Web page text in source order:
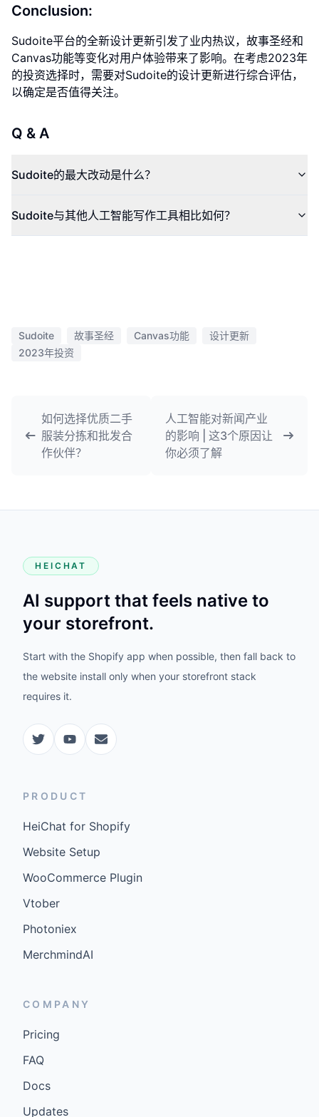
Conclusion:
Sudoite平台的全新设计更新引发了业内热议，故事圣经和
Canvas功能等变化对用户体验带来了影响。在考虑2023年
的投资选择时，需要对Sudoite的设计更新进行综合评估，
以确定是否值得关注。
Q & A
Sudoite的最大改动是什么？
Sudoite与其他人工智能写作工具相比如何？
Sudoite 故事圣经 Canvas功能
设计更新
2023年投资
如何选择优质二手
服装分拣和批发合
作伙伴？
人工智能对新闻产业
的影响 | 这3个原因让
你必须了解
HEICHAT
AI support that feels native to
your storefront.
Start with the Shopify app when possible, then fall back to
the website install only when your storefront stack
requires it.
PRODUCT
HeiChat for Shopify
Website Setup
WooCommerce Plugin
Vtober
Photoniex
MerchmindAI
COMPANY
Pricing
FAQ
Docs
Updates